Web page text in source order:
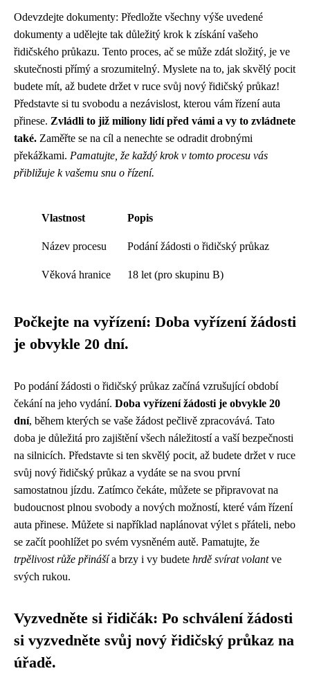
Odevzdejte dokumenty: Předložte všechny výše uvedené
dokumenty a udělejte tak důležitý krok k získání vašeho
řidičského průkazu. Tento proces, ač se může zdát složitý, je ve
skutečnosti přímý a srozumitelný. Myslete na to, jak skvělý pocit
budete mít, až budete držet v ruce svůj nový řidičský průkaz!
Představte si tu svobodu a nezávislost, kterou vám řízení auta
přinese. Zvládli to již miliony lidí před vámi a vy to zvládnete
také. Zaměřte se na cíl a nenechte se odradit drobnými
překážkami. Pamatujte, že každý krok v tomto procesu vás
přibližuje k vašemu snu o řízení.
Vlastnost Popis
Název procesu Podání žádosti o řidičský průkaz
Věková hranice 18 let (pro skupinu B)
Počkejte na vyřízení: Doba vyřízení žádosti
je obvykle 20 dní.
Po podání žádosti o řidičský průkaz začíná vzrušující období
čekání na jeho vydání. Doba vyřízení žádosti je obvykle 20
dní, během kterých se vaše žádost pečlivě zpracovává. Tato
doba je důležitá pro zajištění všech náležitostí a vaší bezpečnosti
na silnicích. Představte si ten skvělý pocit, až budete držet v ruce
svůj nový řidičský průkaz a vydáte se na svou první
samostatnou jízdu. Zatímco čekáte, můžete se připravovat na
budoucnost plnou svobody a nových možností, které vám řízení
auta přinese. Můžete si například naplánovat výlet s přáteli, nebo
se začít poohlížet po svém vysněném autě. Pamatujte, že
trpělivost růže přinášía brzy i vy budete hrdě svírat volantve
svých rukou.
Vyzvedněte si řidičák: Po schválení žádosti
si vyzvedněte svůj nový řidičský průkaz na
úřadě.